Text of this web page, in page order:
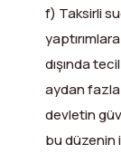
f) Taksirli
dışında
aydan
devletin
bu düzenin